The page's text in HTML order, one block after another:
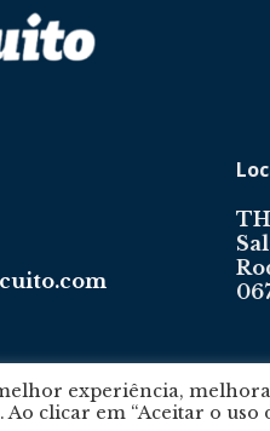
experiência,
clicar em “Aceitar o uso